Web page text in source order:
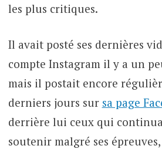
les plus critiques.
Il avait posté ses dernières
compte Instagram il y a un
mais il postait encore
derniers jours sur sa page
derrière lui ceux qui
soutenir malgré ses